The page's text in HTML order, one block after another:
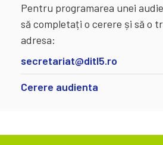
Pentru programarea unei
să completați o cerere și să o
adresa:
secretariat@ditl5.ro
Cerere audienta